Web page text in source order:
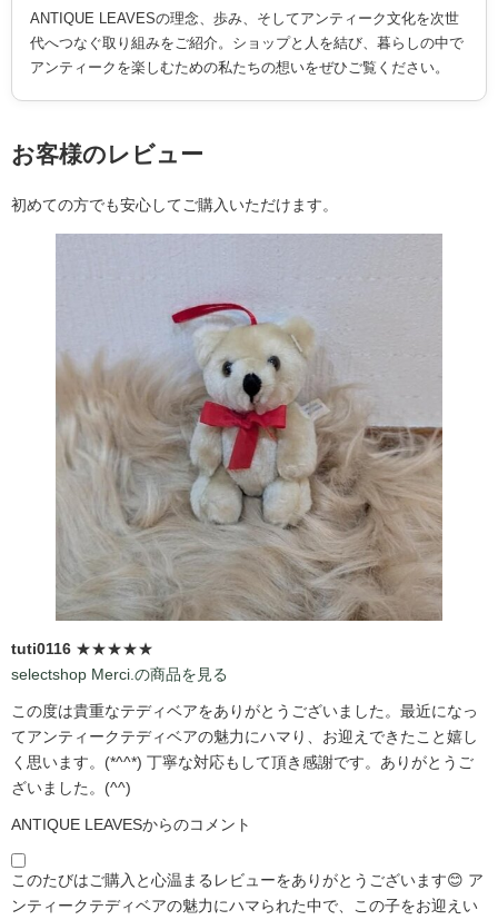
ANTIQUE LEAVESの理念、歩み、そしてアンティーク文化を次世
代へつなぐ取り組みをご紹介。ショップと人を結び、暮らしの中で
アンティークを楽しむための私たちの想いをぜひご覧ください。
お客様のレビュー
初めての方でも安心してご購入いただけます。
tuti0116 ★★★★★
selectshop Merci.の商品を見る
この度は貴重なテディベアをありがとうございました。最近になっ
てアンティークテディベアの魅力にハマり、お迎えできたこと嬉し
く思います。(*^^*) 丁寧な対応もして頂き感謝です。ありがとうご
ざいました。(^^)
ANTIQUE LEAVESからのコメント
このたびはご購入と心温まるレビューをありがとうございます😊 ア
ンティークテディベアの魅力にハマられた中で、この子をお迎えい